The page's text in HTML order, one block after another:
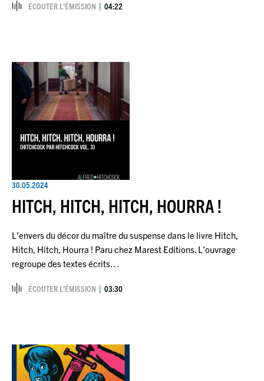
ÉCOUTER L’ÉMISSION 04:22
30.05.2024
HITCH, HITCH, HITCH, HOURRA !
L’envers du décor du maître du suspense dans le livre Hitch,
Hitch, Hitch, Hourra ! Paru chez Marest Editions. L’ouvrage
regroupe des textes écrits…
ÉCOUTER L’ÉMISSION 03:30